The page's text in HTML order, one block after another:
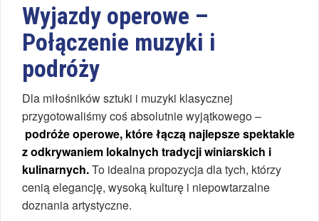
Wyjazdy operowe –
Połączenie muzyki i
podróży
Dla miłośników sztuki i muzyki klasycznej
przygotowaliśmy coś absolutnie wyjątkowego –
podróże operowe, które łączą najlepsze spektakle
z odkrywaniem lokalnych tradycji winiarskich i
kulinarnych.To idealna propozycja dla tych, którzy
cenią elegancję, wysoką kulturę i niepowtarzalne
doznania artystyczne.